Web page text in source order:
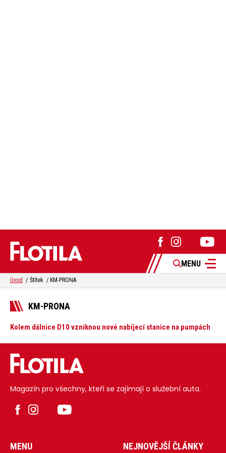
MENU
Úvod Štítek KM-PRONA
KM-PRONA
Kolem dálnice D10 vzniknou nové nabíjecí stanice na pumpách
Magazín pro všechny, kteří se zajímají o služební auta.
MENU NEJNOVĚJŠÍ ČLÁNKY